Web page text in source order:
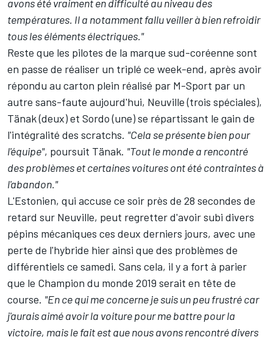
avons été vraiment en difficulté au niveau des
températures. Il a notamment fallu veiller à bien refroidir
tous les éléments électriques."
Reste que les pilotes de la marque sud-coréenne sont
en passe de réaliser un triplé ce week-end, après avoir
répondu au carton plein réalisé par M-Sport par un
autre sans-faute aujourd'hui, Neuville (trois spéciales),
Tänak (deux) et Sordo (une) se répartissant le gain de
l'intégralité des scratchs. "Cela se présente bien pour
l'équipe", poursuit Tänak. "Tout le monde a rencontré
des problèmes et certaines voitures ont été contraintes à
l'abandon."
L'Estonien, qui accuse ce soir près de 28 secondes de
retard sur Neuville, peut regretter d'avoir subi divers
pépins mécaniques ces deux derniers jours, avec une
perte de l'hybride hier ainsi que des problèmes de
différentiels ce samedi. Sans cela, il y a fort à parier
que le Champion du monde 2019 serait en tête de
course. "En ce qui me concerne je suis un peu frustré car
j'aurais aimé avoir la voiture pour me battre pour la
victoire, mais le fait est que nous avons rencontré divers